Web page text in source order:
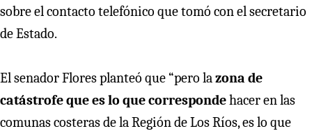
sobre el contacto telefónico que tomó con el secretario
de Estado.
El senador Flores planteó que “pero lazona de
catástrofe que es lo que correspondehacer en las
comunas costeras de la Región de Los Ríos, es lo que